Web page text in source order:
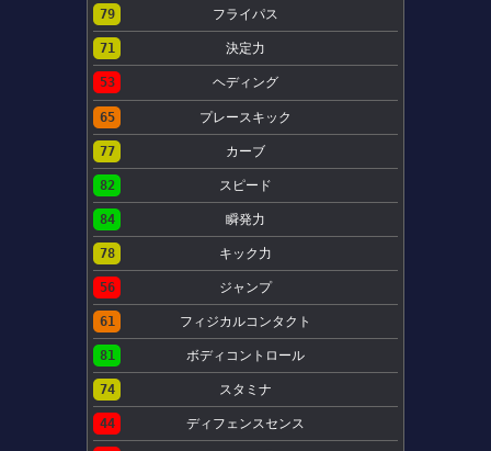
79 フライパス
71 決定力
53 ヘディング
65 プレースキック
77 カーブ
82 スピード
84 瞬発力
78 キック力
56 ジャンプ
61 フィジカルコンタクト
81 ボディコントロール
74 スタミナ
44 ディフェンスセンス